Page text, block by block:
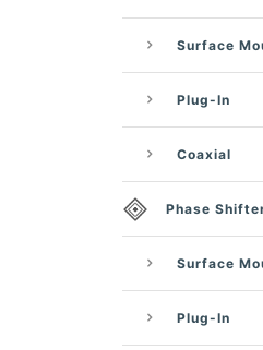
Surface
Plug-In
Coaxial
Phase
Surface
Plug-In